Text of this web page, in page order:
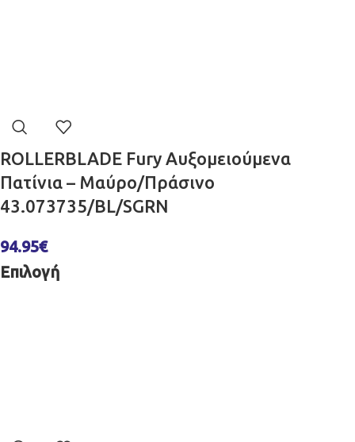
ROLLERBLADE Fury Αυξομειούμενα
Πατίνια – Μαύρο/Πράσινο
43.073735/BL/SGRN
94.95€
Επιλογή